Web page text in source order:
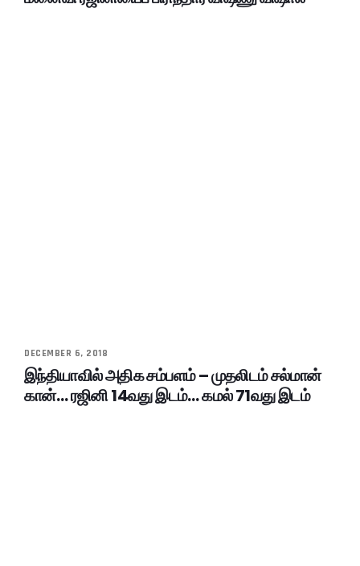
DECEMBER 6, 2018
இந்தியாவில் அதிக சம்பளம் – முதலிடம் சல்மான்
கான்… ரஜினி 14வது இடம்… கமல் 71வது இடம்